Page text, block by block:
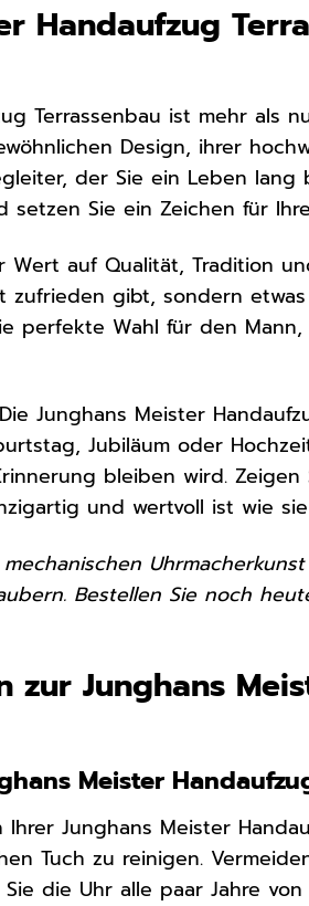
Handaufzug
Terrassenbau ist mehr als
Design, ihrer
der Sie ein Leben
setzen Sie ein Zeichen für
auf Qualität, Tradition
gibt, sondern
perfekte Wahl für den
Die Junghans Meister
Jubiläum oder
bleiben wird.
und wertvoll ist wie
Bestellen Sie noch
zur Junghans
Meister
Junghans Meister
Tuch zu reinigen.
die Uhr alle paar Jahre